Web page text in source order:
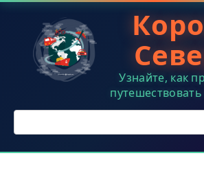
Перейти
контенту
Узнайте, как
Поиск: